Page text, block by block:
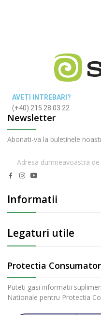
AVETI INTREBARI?
(+40) 215 28 03 22
Newsletter
Abonati-va la buletinele
Informatii
Legaturi utile
Protectia
Puteti gasi informatii
Nationale pentru Protectia